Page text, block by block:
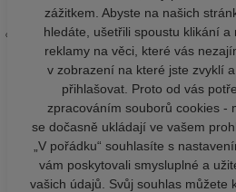
zážitkem. Abyste na našich
hledáte, ušetřili spoustu klikání a
reklamy na věci, které vás
v zobrazení na které jste zvyklí
přihlašovat. Proto od vás
zpracováním souborů cookies -
se dočasně ukládají ve vašem
„V pořádku“ souhlasíte s
vám poskytovali smysluplné a
vašich údajů. Svůj souhlas můžete